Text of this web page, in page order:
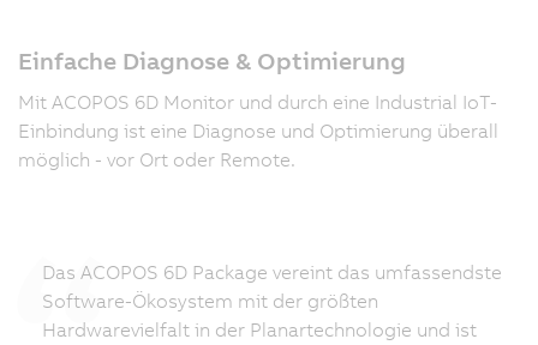
Einfache Diagnose & Optimierung
Mit ACOPOS 6D Monitor und durch eine Industrial IoT-
Einbindung ist eine Diagnose und Optimierung überall
möglich - vor Ort oder Remote.
Das ACOPOS 6D Package vereint das umfassendste
Software-Ökosystem mit der größten
Hardwarevielfalt in der Planartechnologie und ist